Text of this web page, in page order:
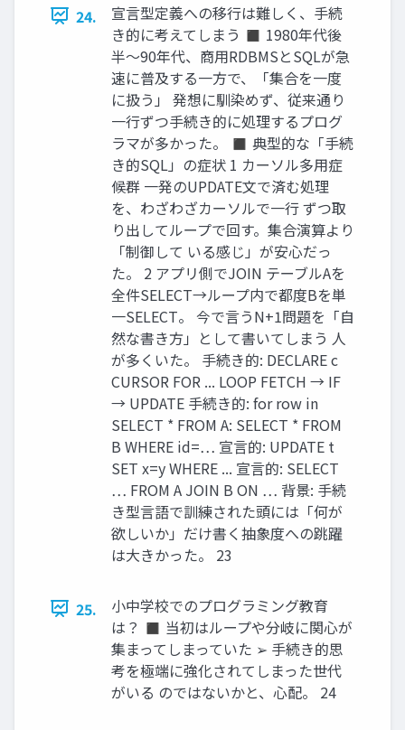
24.
宣言型定義への移行は難しく、手続
き的に考えてしまう ◼ 1980年代後
半〜90年代、商用RDBMSとSQLが急
速に普及する一方で、「集合を一度
に扱う」 発想に馴染めず、従来通り
一行ずつ手続き的に処理するプログ
ラマが多かった。 ◼ 典型的な「手続
き的SQL」の症状 1 カーソル多用症
候群 一発のUPDATE文で済む処理
を、わざわざカーソルで一行 ずつ取
り出してループで回す。集合演算より
「制御して いる感じ」が安心だっ
た。 2 アプリ側でJOIN テーブルAを
全件SELECT→ループ内で都度Bを単
一SELECT。 今で言うN+1問題を「自
然な書き方」として書いてしまう 人
が多くいた。 手続き的: DECLARE c
CURSOR FOR ... LOOP FETCH → IF
→ UPDATE 手続き的: for row in
SELECT * FROM A: SELECT * FROM
B WHERE id=… 宣言的: UPDATE t
SET x=y WHERE ... 宣言的: SELECT
… FROM A JOIN B ON … 背景: 手続
き型言語で訓練された頭には「何が
欲しいか」だけ書く抽象度への跳躍
は大きかった。 23
25.
小中学校でのプログラミング教育
は？ ◼ 当初はループや分岐に関心が
集まってしまっていた ➢ 手続き的思
考を極端に強化されてしまった世代
がいる のではないかと、心配。 24